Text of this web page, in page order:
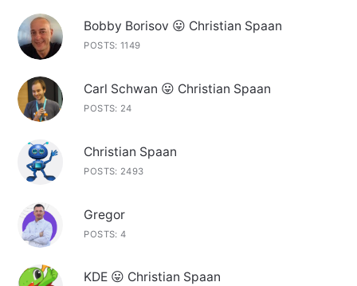
Bobby Borisov 😛 Christian Spaan
POSTS: 1149
Carl Schwan 😛 Christian Spaan
POSTS: 24
Christian Spaan
POSTS: 2493
Gregor
POSTS: 4
KDE 😛 Christian Spaan